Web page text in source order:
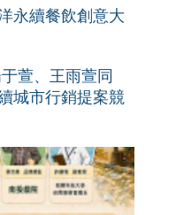
永續餐飲創意大
萱、王雨萱同
城市行銷提案競